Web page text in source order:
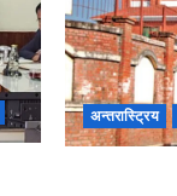
अन्तरास्ट्रिय